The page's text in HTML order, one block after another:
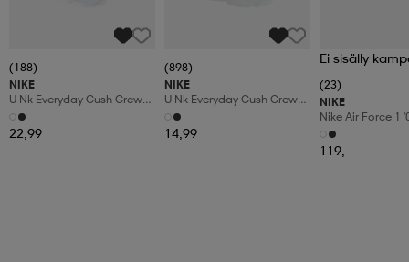
(188)
NIKE
U Nk Everyday Cush Crew
6pr-Bd
22,99
(898)
NIKE
U Nk Everyday Cush Crew
3pr
14,99
Ei sisälly
(23)
NIKE
Nike Air Force 1
Shoes
119,-